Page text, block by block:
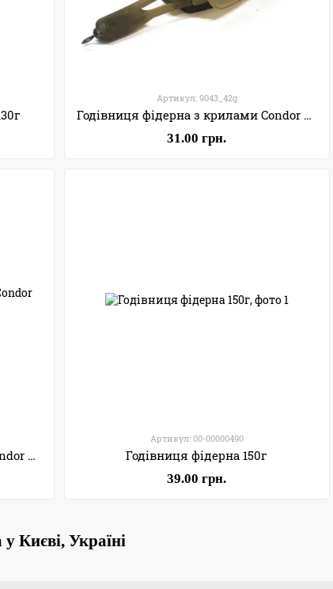
Києві, Україні
Артикул: 9043_42g
Годівниця фідерна з крилами Condor Fishing 42г
31.00 грн.
Годівниця фідерна з крилами Condor Fishing 45г
Артикул: 00-00000490
Годівниця фідерна 150г
39.00 грн.